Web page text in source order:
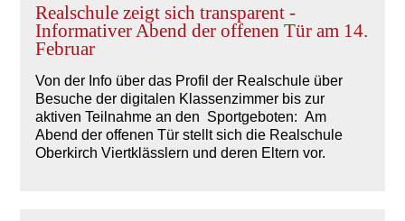
Realschule zeigt sich transparent -
Informativer Abend der offenen Tür am 14.
Februar
Von der Info über das Profil der Realschule über
Besuche der digitalen Klassenzimmer bis zur
aktiven Teilnahme an den Sportgeboten: Am
Abend der offenen Tür stellt sich die Realschule
Oberkirch Viertklässlern und deren Eltern vor.